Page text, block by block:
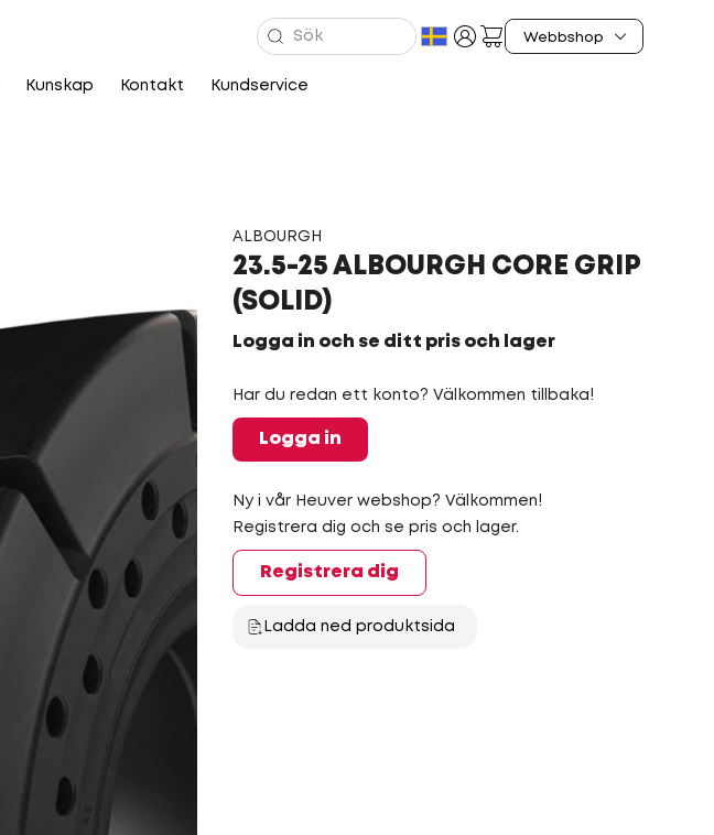
Kunskap Kontakt Kundservice
ALBOURGH
23.5-25 ALBOURGH CORE GRIP
(SOLID)
Logga in och se ditt pris och lager
Har du redan ett konto? Välkommen tillbaka!
Logga in
Ny i vår Heuver webshop? Välkommen!
Registrera dig och se pris och lager.
Registrera dig
Ladda ned produktsida